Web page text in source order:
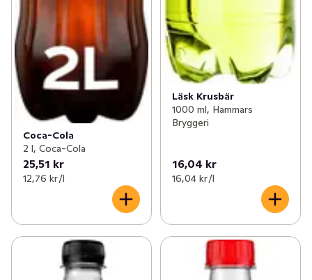
Coca-Cola
2 l, Coca-Cola
25,51 kr
12,76 kr /l
Läsk Krusbär
1000 ml, Hammars
Bryggeri
16,04 kr
16,04 kr /l